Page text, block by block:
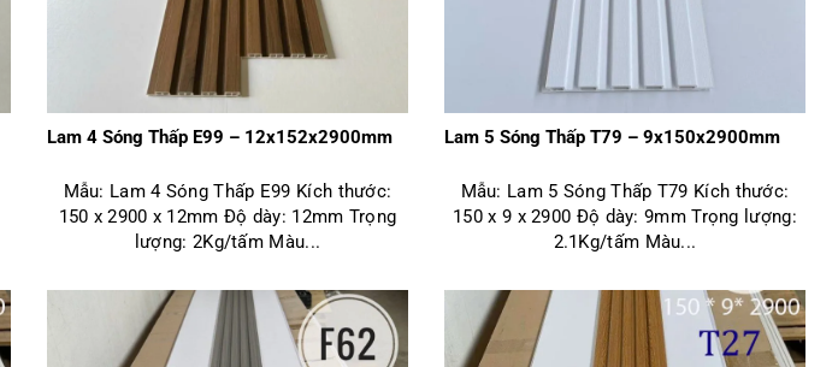
Lam 4 Sóng Thấp E99 – 12x152x2900mm
Mẫu: Lam 4 Sóng Thấp E99 Kích thước:
150 x 2900 x 12mm Độ dày: 12mm Trọng
lượng: 2Kg/tấm Màu...
Lam 5 Sóng Thấp T79 – 9x150x2900mm
Mẫu: Lam 5 Sóng Thấp T79 Kích thước:
150 x 9 x 2900 Độ dày: 9mm Trọng lượng:
2.1Kg/tấm Màu...